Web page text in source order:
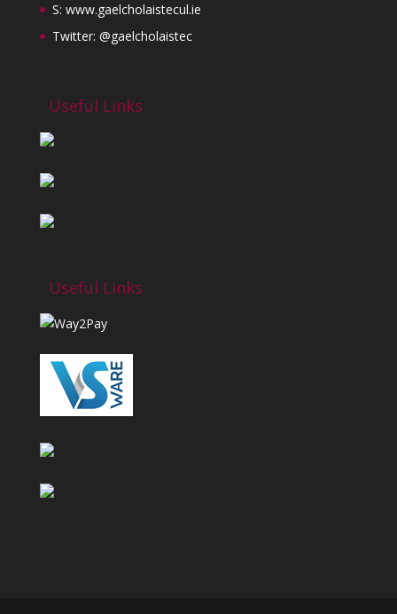
S: www.gaelcholaistecul.ie
Twitter: @gaelcholaistec
Useful Links
Useful Links